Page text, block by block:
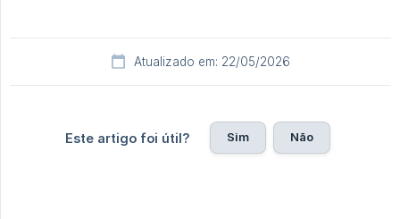
Atualizado em: 22/05/2026
Este artigo foi útil? Sim Não